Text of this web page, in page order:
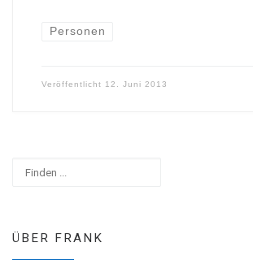
Personen
Veröffentlicht 12. Juni 2013
ÜBER FRANK